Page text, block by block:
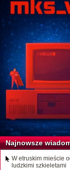
Najnowsze
W etruskim mieście
ludzkimi szkieletami